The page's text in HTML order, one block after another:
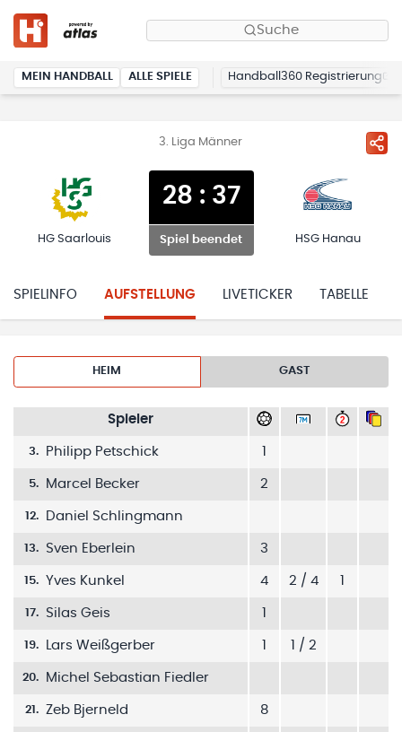
Suche
MEIN HANDBALL ALLE SPIELE Handball360 Registrierung
3. Liga Männer
HG Saarlouis
28 : 37
Spiel beendet HSG Hanau
SPIELINFO AUFSTELLUNG LIVETICKER TABELLE
HEIM GAST
Spieler
3. Philipp Petschick
5. Marcel Becker 2
12. Daniel Schlingmann
13. Sven Eberlein 3
15. Yves Kunkel 4 2 / 4
17. Silas Geis
19. Lars Weißgerber 1 / 2
20. Michel Sebastian Fiedler
21. Zeb Bjerneld 8